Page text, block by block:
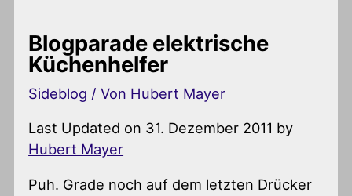
Blogparade elektrische
Küchenhelfer
Sideblog / Von Hubert Mayer
Last Updated on 31. Dezember 2011 by
Hubert Mayer
Puh. Grade noch auf dem letzten Drücker